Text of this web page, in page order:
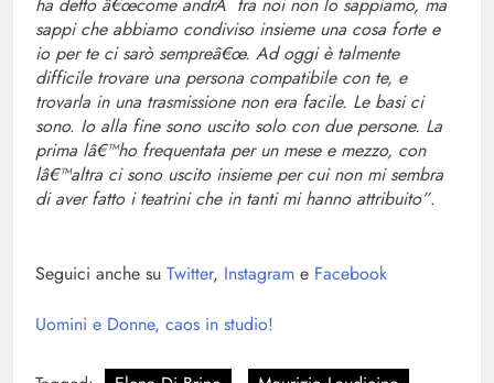
ha detto â€œcome andrÃ tra noi non lo sappiamo, ma
sappi che abbiamo condiviso insieme una cosa forte e
io per te ci sarò sempreâ€œ. Ad oggi è talmente
difficile trovare una persona compatibile con te, e
trovarla in una trasmissione non era facile. Le basi ci
sono. Io alla fine sono uscito solo con due persone. La
prima lâ€™ho frequentata per un mese e mezzo, con
lâ€™altra ci sono uscito insieme per cui non mi sembra
di aver fatto i teatrini che in tanti mi hanno attribuito”.
Seguici anche su Twitter, Instagram e Facebook
Uomini e Donne, caos in studio!